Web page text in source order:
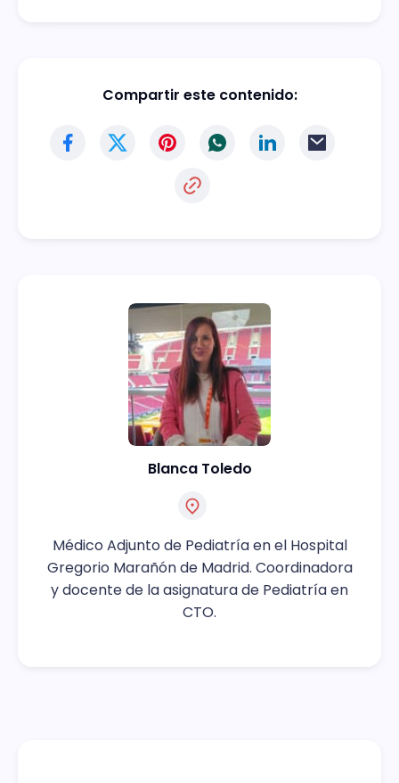
Compartir este contenido:
Blanca Toledo
Médico Adjunto de Pediatría en el Hospital
Gregorio Marañón de Madrid. Coordinadora
y docente de la asignatura de Pediatría en
CTO.